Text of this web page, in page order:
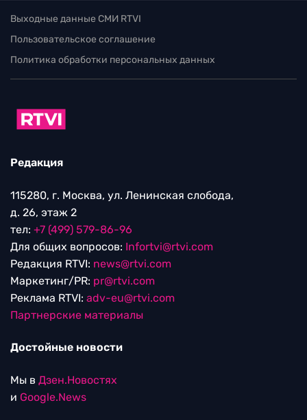
Выходные данные СМИ RTVI
Пользовательское соглашение
Политика обработки персональных данных
Редакция
115280, г. Москва, ул. Ленинская слобода,
д. 26, этаж 2
тел: +7 (499) 579-86-96
Для общих вопросов: Infortvi@rtvi.com
Редакция RTVI: news@rtvi.com
Маркетинг/PR: pr@rtvi.com
Реклама RTVI: adv-eu@rtvi.com
Партнерские материалы
Достойные новости
Мы в Дзен.Новостях
и Google.News